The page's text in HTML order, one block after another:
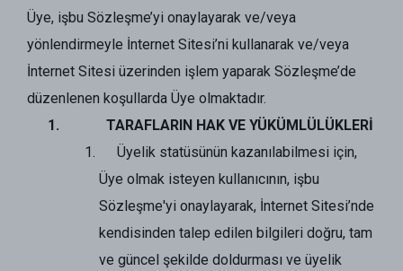
Üye, işbu Sözleşme’yi onaylayarak ve/veya
yönlendirmeyle İnternet Sitesi’ni kullanarak ve/veya
İnternet Sitesi üzerinden işlem yaparak Sözleşme’de
düzenlenen koşullarda Üye olmaktadır.
TARAFLARIN HAK VE YÜKÜMLÜLÜKLERİ
Üyelik statüsünün kazanılabilmesi için,
Üye olmak isteyen kullanıcının, işbu
Sözleşme'yi onaylayarak, İnternet Sitesi’nde
kendisinden talep edilen bilgileri doğru, tam
ve güncel şekilde doldurması ve üyelik